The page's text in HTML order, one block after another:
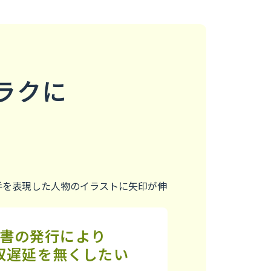
クに
の発行により
遅延を無くしたい